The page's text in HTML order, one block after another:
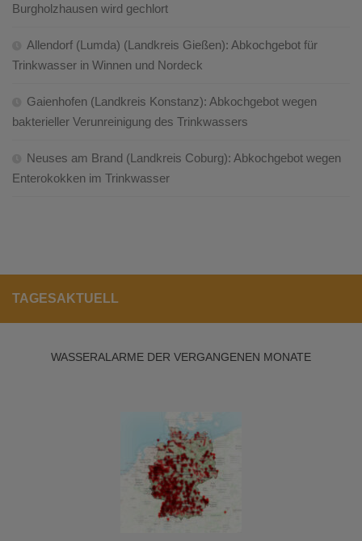
Burgholzhausen wird gechlort
Allendorf (Lumda) (Landkreis Gießen): Abkochgebot für
Trinkwasser in Winnen und Nordeck
Gaienhofen (Landkreis Konstanz): Abkochgebot wegen
bakterieller Verunreinigung des Trinkwassers
Neuses am Brand (Landkreis Coburg): Abkochgebot wegen
Enterokokken im Trinkwasser
TAGESAKTUELL
WASSERALARME DER VERGANGENEN MONATE